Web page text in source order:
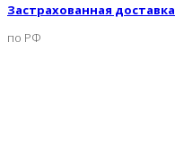
Застрахованная доставка
по РФ